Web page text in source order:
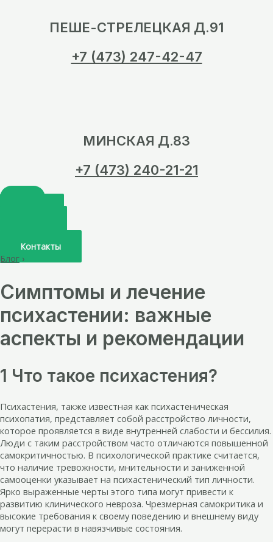
ПЕШЕ-СТРЕЛЕЦКАЯ Д.91
+7 (473) 247-42-47
МИНСКАЯ Д.83
+7 (473) 240-21-21
Контакты
Блог ›
Симптомы и лечение
психастении: важные
аспекты и рекомендации
1 Что такое психастения?
Психастения, также известная как психастеническая
психопатия, представляет собой расстройство личности,
которое проявляется в виде внутренней слабости и бессилия.
Люди с таким расстройством часто отличаются повышенной
самокритичностью. В психологической практике считается,
что наличие тревожности, мнительности и заниженной
самооценки указывает на психастенический тип личности.
Ярко выраженные черты этого типа могут привести к
развитию клинического невроза. Чрезмерная самокритика и
высокие требования к своему поведению и внешнему виду
могут перерасти в навязчивые состояния.